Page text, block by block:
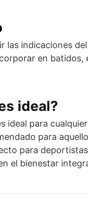
las indicaciones
en
ideal?
ideal para
para
para
el bienestar